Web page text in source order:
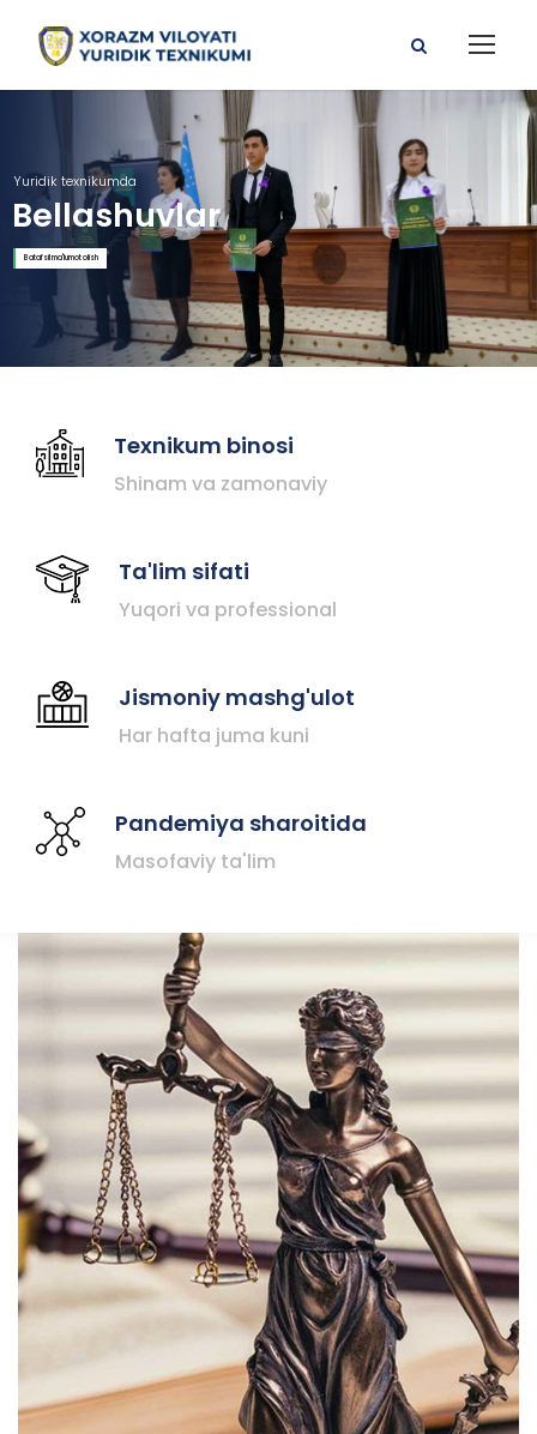
Yuridik texnikumda
Bellashuvlar
Batafsil ma'lumot olish
Texnikum binosi
Shinam va zamonaviy
Ta'lim sifati
Yuqori va professional
Jismoniy mashg'ulot
Har hafta juma kuni
Pandemiya sharoitida
Masofaviy ta'lim